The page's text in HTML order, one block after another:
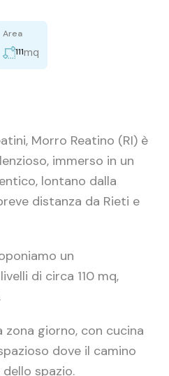
Area
111mq
Morro Reatino (RI) è
immerso in un
lontano dalla
distanza da Rieti e
un
di circa 110 mq,
giorno, con cucina
dove il camino
spazio.